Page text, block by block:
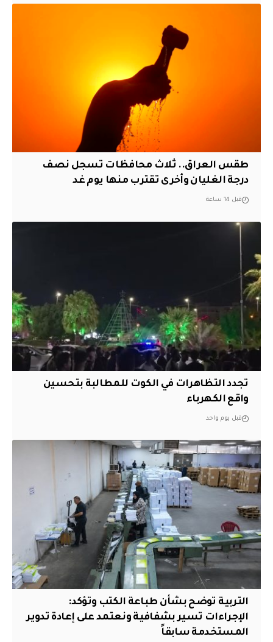
طقس العراق.. ثلاث محافظات تسجل نصف
درجة الغليان وأخرى تقترب منها يوم غد
قبل 14 ساعة
تجدد التظاهرات في الكوت للمطالبة بتحسين
واقع الكهرباء
قبل يوم واحد
التربية توضح بشأن طباعة الكتب وتؤكد:
الإجراءات تسير بشفافية ونعتمد على إعادة تدوير
المستخدمة سابقاً